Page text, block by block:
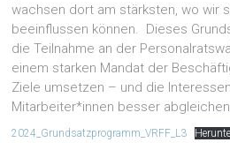
wachsen dort am stärksten, wo wir
beeinflussen können. Dieses
die Teilnahme an der
einem starken Mandat der
Ziele umsetzen – und die
Mitarbeiter*innen besser
2024_Grundsatzprogramm_VRFF_L3